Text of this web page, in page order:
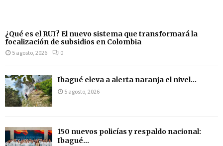
¿Qué es el RUI? El nuevo sistema que transformará la
focalización de subsidios en Colombia
5 agosto, 2026 0
Ibagué eleva a alerta naranja el nivel...
5 agosto, 2026
150 nuevos policías y respaldo nacional:
Ibagué...